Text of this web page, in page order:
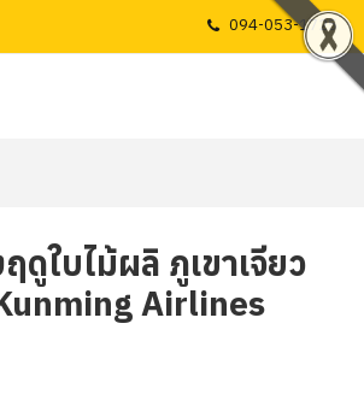
094-053-1725
ใบไม้ผลิ ภูเขาเจียว
Airlines